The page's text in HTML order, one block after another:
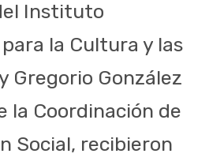
Instituto
la Cultura y las
Gregorio González
la Coordinación de
Social, recibieron